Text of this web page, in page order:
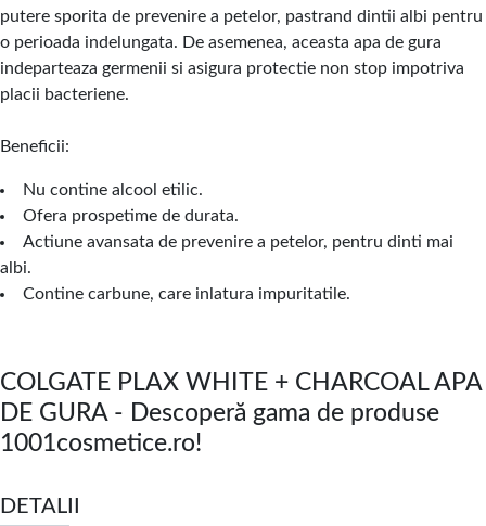
putere sporita de prevenire a petelor, pastrand dintii albi pentru
o perioada indelungata. De asemenea, aceasta apa de gura
indeparteaza germenii si asigura protectie non stop impotriva
placii bacteriene.
Beneficii:
Nu contine alcool etilic.
Ofera prospetime de durata.
Actiune avansata de prevenire a petelor, pentru dinti mai
albi.
Contine carbune, care inlatura impuritatile.
COLGATE PLAX WHITE + CHARCOAL APA
DE GURA - Descoperă gama de produse
1001cosmetice.ro!
DETALII